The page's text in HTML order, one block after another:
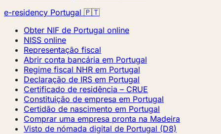
e-residency Portugal 🇵🇹
Obter NIF de Portugal online
NISS online
Representação fiscal
Abrir conta bancária em Portugal
Regime fiscal NHR em Portugal
Declaração de IRS em Portugal
Certificado de residência – CRUE
Constituição de empresa em Portugal
Certidão de nascimento em Portugal
Comprar uma empresa pronta na Madeira
Visto de nómada digital de Portugal (D8)